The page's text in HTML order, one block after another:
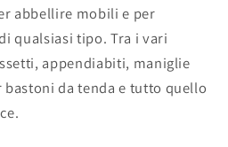
abbellire mobili e per
qualsiasi tipo. Tra i vari
appendiabiti, maniglie
da tenda e tutto quello